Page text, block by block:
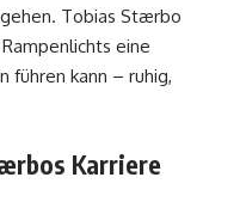
Tobias Stærbo
eine
führen kann – ruhig,
Karriere